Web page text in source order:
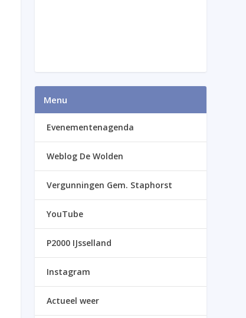
Menu
Evenementenagenda
Weblog De Wolden
Vergunningen Gem. Staphorst
YouTube
P2000 IJsselland
Instagram
Actueel weer